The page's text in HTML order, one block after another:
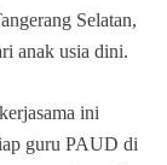
Selatan,
anak usia dini.
ini
guru PAUD di